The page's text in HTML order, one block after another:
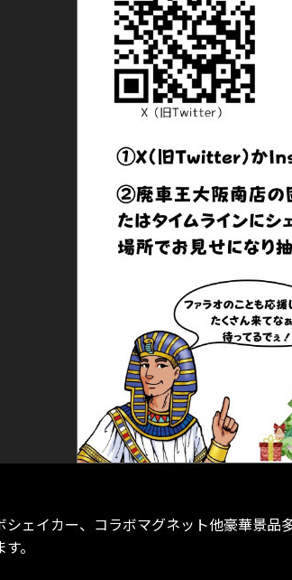
ェイカー、コラボマグネット他豪華景品
。